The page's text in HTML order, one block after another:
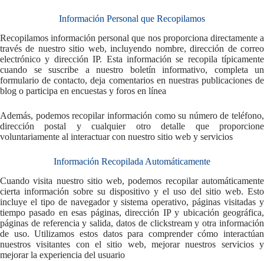
Información Personal que Recopilamos
Recopilamos información personal que nos proporciona directamente a
través de nuestro sitio web, incluyendo nombre, dirección de correo
electrónico y dirección IP. Esta información se recopila típicamente
cuando se suscribe a nuestro boletín informativo, completa un
formulario de contacto, deja comentarios en nuestras publicaciones de
blog o participa en encuestas y foros en línea
Además, podemos recopilar información como su número de teléfono,
dirección postal y cualquier otro detalle que proporcione
voluntariamente al interactuar con nuestro sitio web y servicios
Información Recopilada Automáticamente
Cuando visita nuestro sitio web, podemos recopilar automáticamente
cierta información sobre su dispositivo y el uso del sitio web. Esto
incluye el tipo de navegador y sistema operativo, páginas visitadas y
tiempo pasado en esas páginas, dirección IP y ubicación geográfica,
páginas de referencia y salida, datos de clickstream y otra información
de uso. Utilizamos estos datos para comprender cómo interactúan
nuestros visitantes con el sitio web, mejorar nuestros servicios y
mejorar la experiencia del usuario